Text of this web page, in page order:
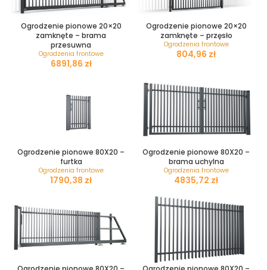
Ogrodzenie pionowe 20×20
zamknęte – brama
przesuwna
Ogrodzenia frontowe
zł
Ogrodzenie pionowe 20×20
zamknęte – przęsło
Ogrodzenia frontowe
zł
Ogrodzenie pionowe 80X20 –
furtka
Ogrodzenia frontowe
zł
Ogrodzenie pionowe 80X20 –
brama uchylna
Ogrodzenia frontowe
zł